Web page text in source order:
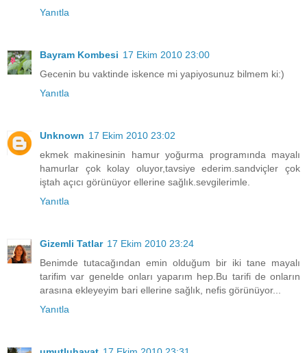
Yanıtla
Bayram Kombesi 17 Ekim 2010 23:00
Gecenin bu vaktinde iskence mi yapiyosunuz bilmem ki:)
Yanıtla
Unknown 17 Ekim 2010 23:02
ekmek makinesinin hamur yoğurma programında mayalı
hamurlar çok kolay oluyor,tavsiye ederim.sandviçler çok
iştah açıcı görünüyor ellerine sağlık.sevgilerimle.
Yanıtla
Gizemli Tatlar 17 Ekim 2010 23:24
Benimde tutacağından emin olduğum bir iki tane mayalı
tarifim var genelde onları yaparım hep.Bu tarifi de onların
arasına ekleyeyim bari ellerine sağlık, nefis görünüyor...
Yanıtla